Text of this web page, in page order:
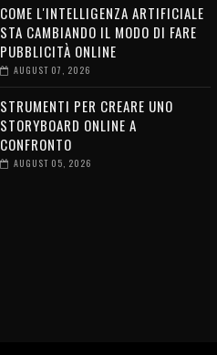
COME L'INTELLIGENZA ARTIFICIALE
STA CAMBIANDO IL MODO DI FARE
PUBBLICITÀ ONLINE
AUGUST 07, 2026
STRUMENTI PER CREARE UNO
STORYBOARD ONLINE A
CONFRONTO
AUGUST 05, 2026